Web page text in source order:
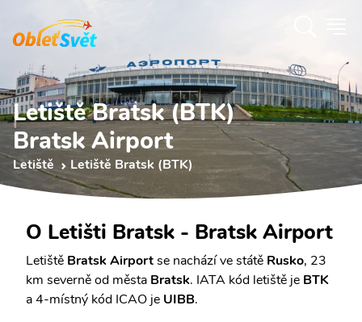
Letiště Bratsk (BTK)
Bratsk Airport
Letiště Letiště Bratsk (BTK)
O Letišti Bratsk - Bratsk Airport
Letiště Bratsk Airportse nachází ve státě Rusko, 23
km severně od města Bratsk. IATA kód letiště je BTK
a 4-místný kód ICAO je UIBB.